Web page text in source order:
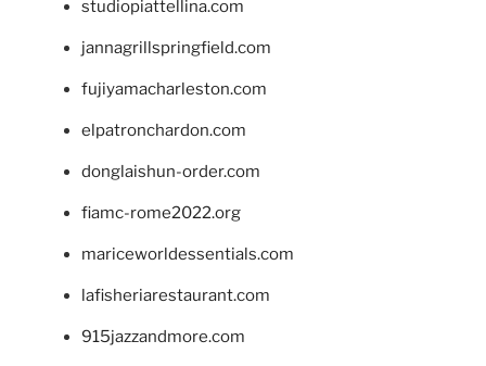
studiopiattellina.com
jannagrillspringfield.com
fujiyamacharleston.com
elpatronchardon.com
donglaishun-order.com
fiamc-rome2022.org
mariceworldessentials.com
lafisheriarestaurant.com
915jazzandmore.com